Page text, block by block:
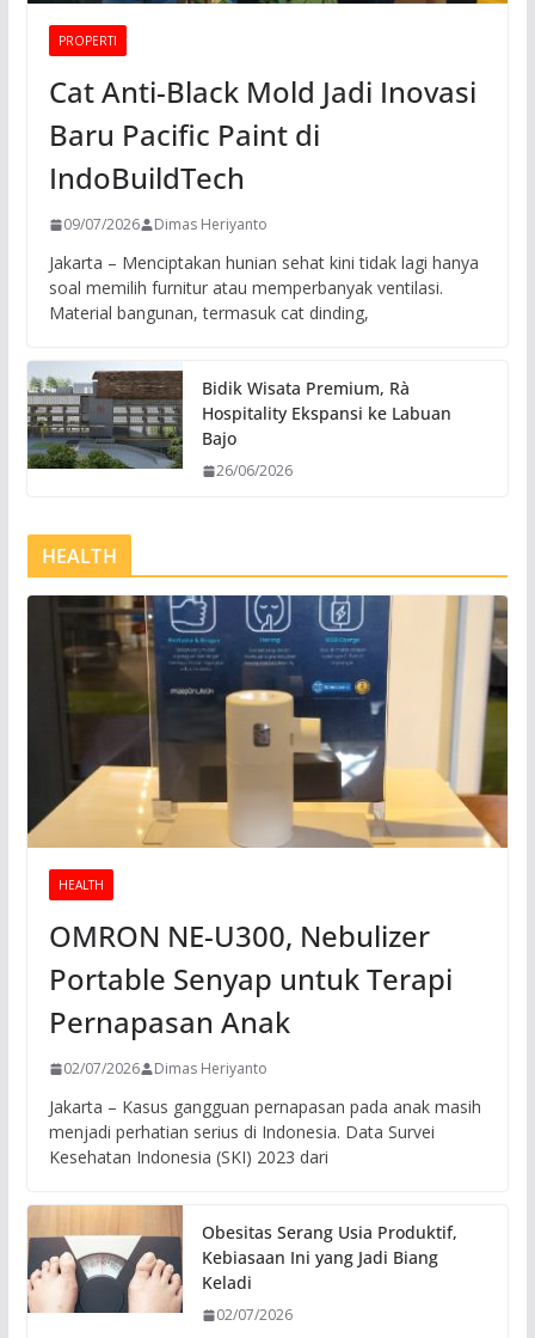
PROPERTI
Cat Anti-Black Mold Jadi Inovasi
Baru Pacific Paint di
IndoBuildTech
09/07/2026 Dimas Heriyanto
Jakarta – Menciptakan hunian sehat kini tidak lagi hanya
soal memilih furnitur atau memperbanyak ventilasi.
Material bangunan, termasuk cat dinding,
Bidik Wisata Premium, Rà
Hospitality Ekspansi ke Labuan
Bajo
26/06/2026
HEALTH
HEALTH
OMRON NE-U300, Nebulizer
Portable Senyap untuk Terapi
Pernapasan Anak
02/07/2026 Dimas Heriyanto
Jakarta – Kasus gangguan pernapasan pada anak masih
menjadi perhatian serius di Indonesia. Data Survei
Kesehatan Indonesia (SKI) 2023 dari
Obesitas Serang Usia Produktif,
Kebiasaan Ini yang Jadi Biang
Keladi
02/07/2026